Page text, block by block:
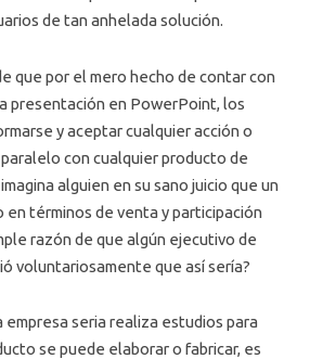
de tan anhelada solución.
que por el mero hecho de contar con
presentación en PowerPoint, los
y aceptar cualquier acción o
con cualquier producto de
alguien en su sano juicio que un
términos de venta y participación
razón de que algún ejecutivo de
voluntariosamente que así sería?
seria realiza estudios para
se puede elaborar o fabricar, es